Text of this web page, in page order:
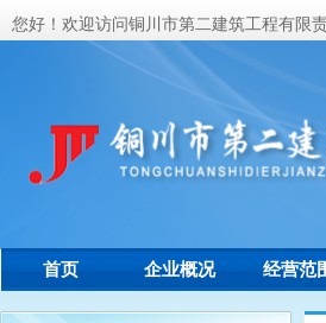
首页 企业概况 经营范
您好！欢迎访问铜川市第二建筑工程有限